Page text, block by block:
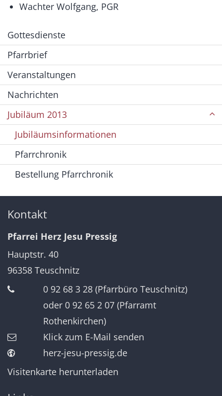
Wachter Wolfgang, PGR
Gottesdienste
Pfarrbrief
Veranstaltungen
Nachrichten
Jubiläum 2013
Jubiläumsinformationen
Pfarrchronik
Bestellung Pfarrchronik
Kontakt
Pfarrei Herz Jesu Pressig
Hauptstr. 40
96358 Teuschnitz
0 92 68 3 28 (Pfarrbüro Teuschnitz)
oder 0 92 65 2 07 (Pfarramt
Rothenkirchen)
Klick zum E-Mail senden
herz-jesu-pressig.de
Visitenkarte herunterladen